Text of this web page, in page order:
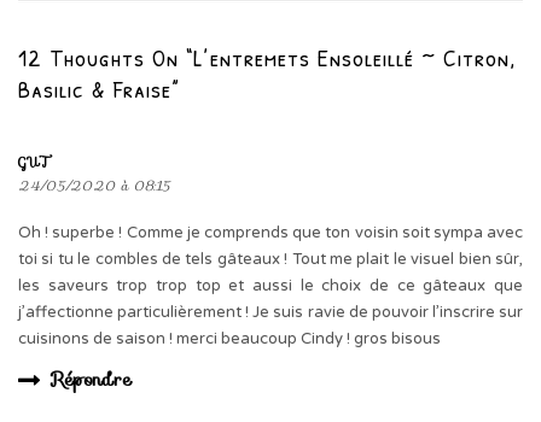
12 Thoughts On “L’entremets Ensoleillé ~ Citron,
Basilic & Fraise”
GUT
24/05/2020 à 08:15
Oh ! superbe ! Comme je comprends que ton voisin soit sympa avec
toi si tu le combles de tels gâteaux ! Tout me plait le visuel bien sûr,
les saveurs trop trop top et aussi le choix de ce gâteaux que
j’affectionne particulièrement ! Je suis ravie de pouvoir l’inscrire sur
cuisinons de saison ! merci beaucoup Cindy ! gros bisous
Répondre